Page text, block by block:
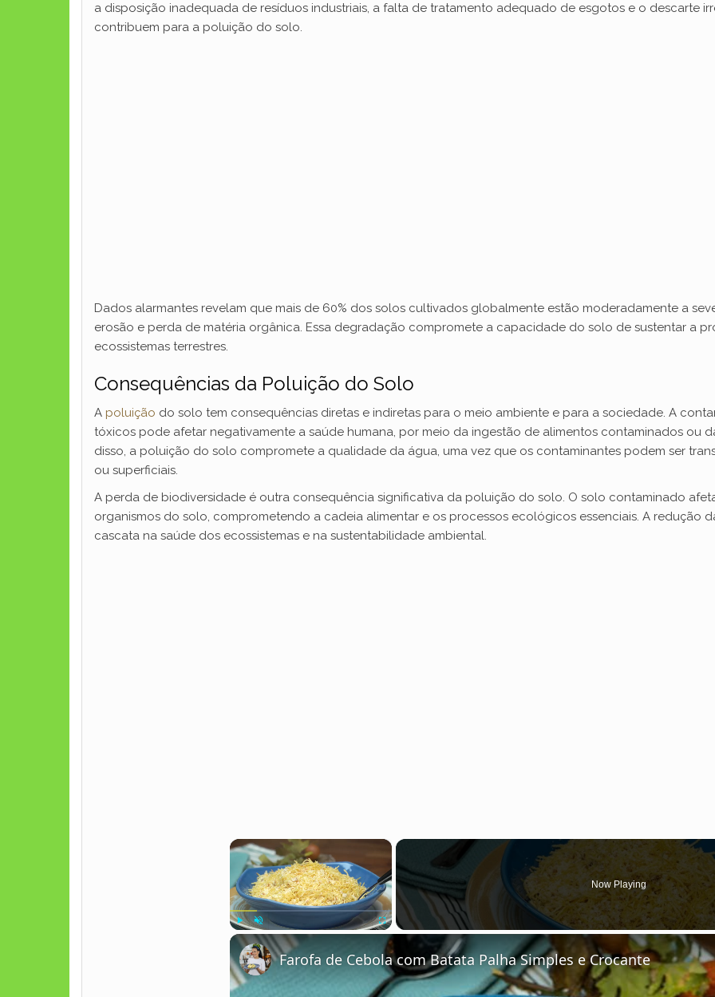
a disposição inadequada de resíduos industriais, a falta de tratamento adequado de esgotos e o descarte
contribuem para a poluição do solo.
Dados alarmantes revelam que mais de 60% dos solos cultivados globalmente estão moderadamente a
erosão e perda de matéria orgânica. Essa degradação compromete a capacidade do solo de sustentar a
ecossistemas terrestres.
Consequências da Poluição do Solo
A poluição do solo tem consequências diretas e indiretas para o meio ambiente e para a sociedade. A
tóxicos pode afetar negativamente a saúde humana, por meio da ingestão de alimentos contaminados ou
disso, a poluição do solo compromete a qualidade da água, uma vez que os contaminantes podem ser
ou superficiais.
A perda de biodiversidade é outra consequência significativa da poluição do solo. O solo contaminado
organismos do solo, comprometendo a cadeia alimentar e os processos ecológicos essenciais. A redução
cascata na saúde dos ecossistemas e na sustentabilidade ambiental.
×
Play Unmute Fullscreen
Now Playing
Farofa de Cebola com Batata Palha Simples e Crocante